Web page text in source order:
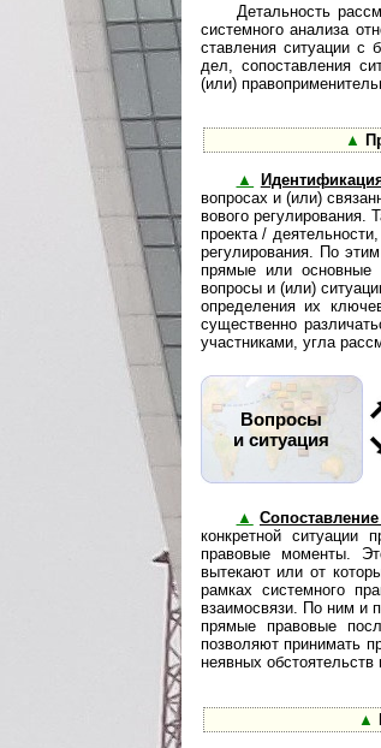
Детальность
сис­тем­но­го анализа
став­ле­ния ситуации с
дел, со­по­став­ле­ния
(или)
▲
▲
во­п­ро­сах и (или)
во­во­го
проекта /
регулирования. По
прямые или основные
вопросы и (или)
определения их
существенно
участниками, угла
Вопросы
и ситуация
▲
кон­к­рет­ной
правовые моменты.
вытекают или от
рамках системного
взаимосвязи. По ним и
прямые правовые
позволяют принимать
неявных обстоятельств
▲